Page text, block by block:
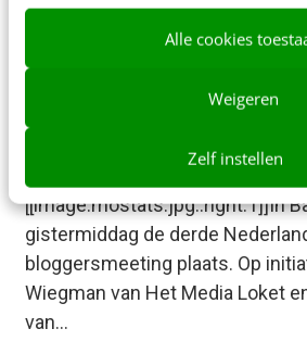
Alle cookies
Weigeren
Zelf instellen
ontbreken. Het gezicht achter
en een van de pioniers…
[[image:mostats.jpg::right:1]]In
gistermiddag de derde
bloggersmeeting plaats. Op
Wiegman van Het Media Loket
van…